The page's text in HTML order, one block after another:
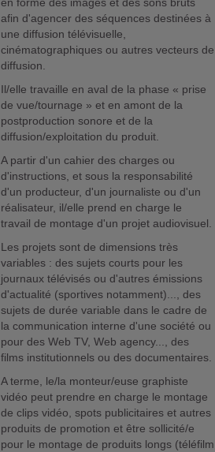
en forme des images et des sons bruts
afin d'agencer des séquences destinées à
une diffusion télévisuelle,
cinématographiques ou autres vecteurs de
diffusion.
Il/elle travaille en aval de la phase « prise
de vue/tournage » et en amont de la
postproduction sonore et de la
diffusion/exploitation du produit.
A partir d'un cahier des charges ou
d'instructions, et sous la responsabilité
d'un producteur, d'un journaliste ou d'un
réalisateur, il/elle prend en charge le
travail de montage d'un projet audiovisuel.
Les projets sont de dimensions très
variables : des sujets courts pour les
journaux télévisés ou d'autres émissions
d'actualité (sportives notamment)..., des
sujets de durée variable dans le cadre de
la communication interne d'une société ou
pour des Web TV, Web agency..., des
films institutionnels ou des documentaires.
A terme, le/la monteur/euse graphiste
vidéo peut prendre en charge le montage
de clips vidéo, spots publicitaires et autres
produits de promotion et être sollicité/e
pour le montage de produits longs (téléfilm